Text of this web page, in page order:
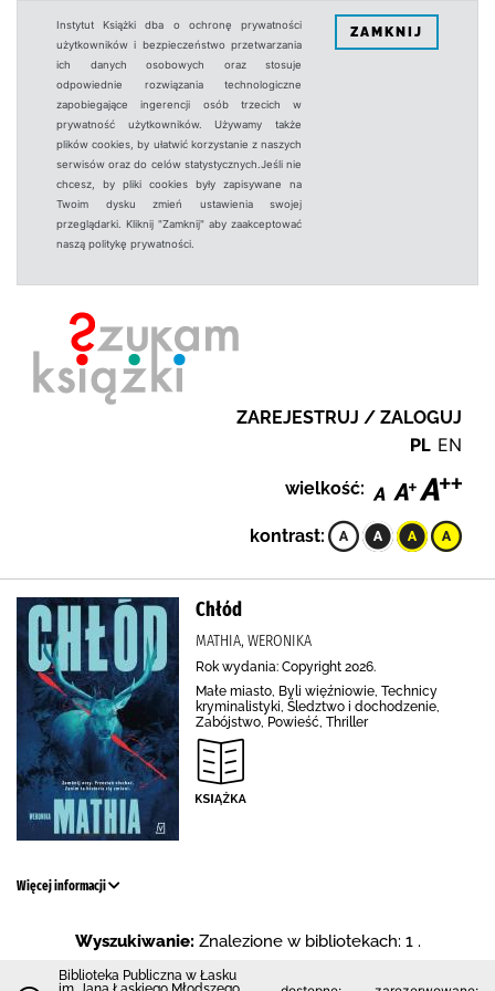
Instytut Książki dba o ochronę prywatności
użytkowników i bezpieczeństwo przetwarzania
ich danych osobowych oraz stosuje
odpowiednie rozwiązania technologiczne
zapobiegające ingerencji osób trzecich w
prywatność użytkowników. Używamy także
plików cookies, by ułatwić korzystanie z naszych
serwisów oraz do celów statystycznych.Jeśli nie
chcesz, by pliki cookies były zapisywane na
Twoim dysku zmień ustawienia swojej
przeglądarki. Kliknij "Zamknij" aby zaakceptować
naszą politykę prywatności.
ZAMKNIJ
ZAREJESTRUJ / ZALOGUJ
PL EN
wielkość:
kontrast:
Chłód
MATHIA, WERONIKA
Rok wydania: Copyright 2026.
Małe miasto, Byli więźniowie, Technicy
kryminalistyki, Śledztwo i dochodzenie,
Zabójstwo, Powieść, Thriller
Więcej informacji
Wyszukiwanie: Znalezione w bibliotekach: 1 .
Biblioteka Publiczna w Łasku